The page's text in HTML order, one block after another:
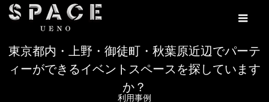
東京都内・上野・御徒町・秋葉原近辺でパーテ
ィーができるイベントスペースを探しています
か？
利用事例